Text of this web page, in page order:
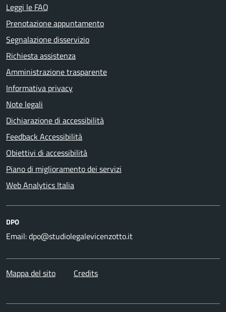
Leggi le FAQ
Prenotazione appuntamento
Segnalazione disservizio
Richiesta assistenza
Amministrazione trasparente
Informativa privacy
Note legali
Dichiarazione di accessibilità
Feedback Accessibilità
Obiettivi di accessibilità
Piano di miglioramento dei servizi
Web Analytics Italia
DPO
Email: dpo@studiolegalevicenzotto.it
Mappa del sito Credits